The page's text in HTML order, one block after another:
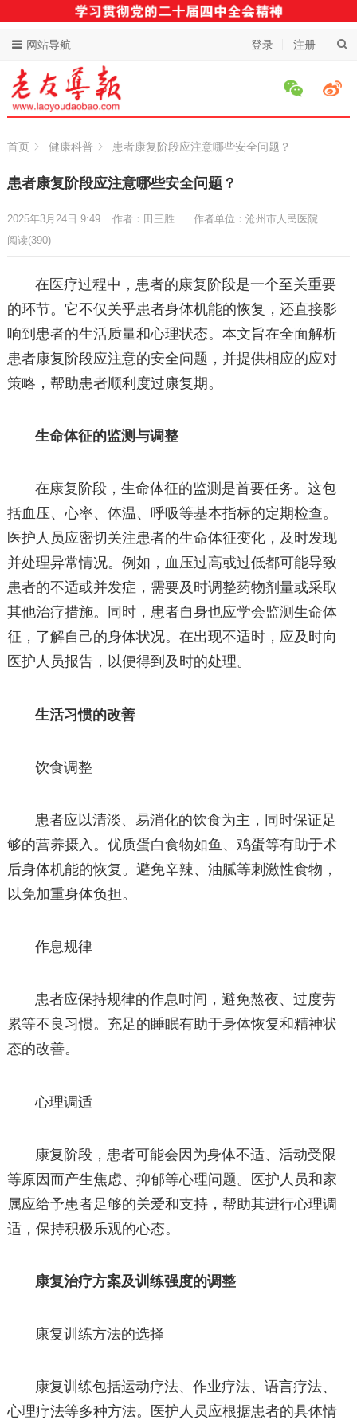
登录 注册
网站导航
首页 健康科普 患者康复阶段应注意哪些安全问题？
患者康复阶段应注意哪些安全问题？
作者：田三胜 作者单位：沧州市人民医院
2025年3月24日 9:49
阅读(390)
在医疗过程中，患者的康复阶段是一个至关重要
的环节。它不仅关乎患者身体机能的恢复，还直接影
响到患者的生活质量和心理状态。本文旨在全面解析
患者康复阶段应注意的安全问题，并提供相应的应对
策略，帮助患者顺利度过康复期。
生命体征的监测与调整
在康复阶段，生命体征的监测是首要任务。这包
括血压、心率、体温、呼吸等基本指标的定期检查。
医护人员应密切关注患者的生命体征变化，及时发现
并处理异常情况。例如，血压过高或过低都可能导致
患者的不适或并发症，需要及时调整药物剂量或采取
其他治疗措施。同时，患者自身也应学会监测生命体
征，了解自己的身体状况。在出现不适时，应及时向
医护人员报告，以便得到及时的处理。
生活习惯的改善
饮食调整
患者应以清淡、易消化的饮食为主，同时保证足
够的营养摄入。优质蛋白食物如鱼、鸡蛋等有助于术
后身体机能的恢复。避免辛辣、油腻等刺激性食物，
以免加重身体负担。
作息规律
患者应保持规律的作息时间，避免熬夜、过度劳
累等不良习惯。充足的睡眠有助于身体恢复和精神状
态的改善。
心理调适
康复阶段，患者可能会因为身体不适、活动受限
等原因而产生焦虑、抑郁等心理问题。医护人员和家
属应给予患者足够的关爱和支持，帮助其进行心理调
适，保持积极乐观的心态。
康复治疗方案及训练强度的调整
康复训练方法的选择
康复训练包括运动疗法、作业疗法、语言疗法、
心理疗法等多种方法。医护人员应根据患者的具体情